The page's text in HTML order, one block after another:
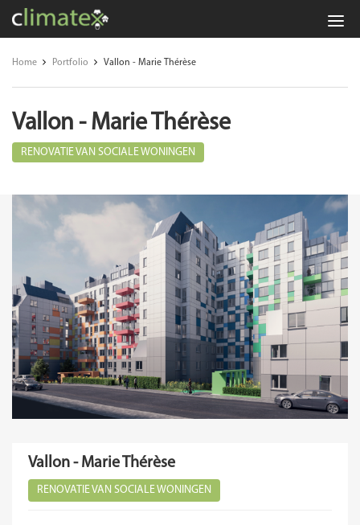
Climatex:
veiligheid,
preventie
energie-
advies
Home Portfolio Vallon - Marie Thérèse
Vallon - Marie Thérèse
RENOVATIE VAN SOCIALE WONINGEN
Vallon - Marie Thérèse
RENOVATIE VAN SOCIALE WONINGEN